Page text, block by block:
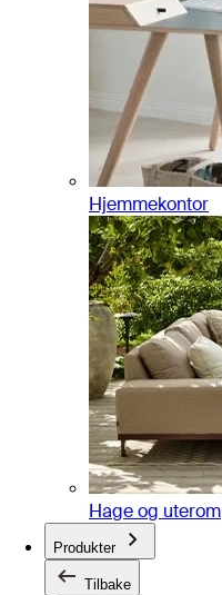
Hjemmekontor
Hage og uterom
Produkter
Tilbake